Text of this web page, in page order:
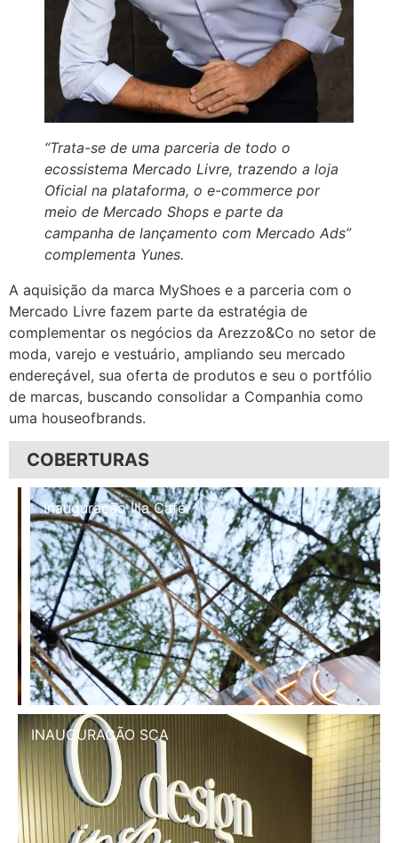
“Trata-se de uma parceria de todo o
ecossistema Mercado Livre, trazendo a loja
Oficial na plataforma, o e-commerce por
meio de Mercado Shops e parte da
campanha de lançamento com Mercado Ads”
complementa Yunes.
A aquisição da marca MyShoes e a parceria com o
Mercado Livre fazem parte da estratégia de
complementar os negócios da Arezzo&Co no setor de
moda, varejo e vestuário, ampliando seu mercado
endereçável, sua oferta de produtos e seu o portfólio
de marcas, buscando consolidar a Companhia como
uma houseofbrands.
COBERTURAS
Inauguração Illa Café
INAUGURAÇÃO SCA